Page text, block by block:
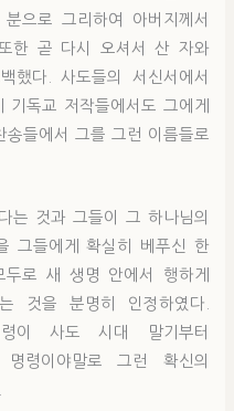
으로 그리하여 아버지께서
한 곧 다시 오셔서 산 자와
했다. 사도들의 서신서에서
기독교 저작들에서도 그에게
들에서 그를 그런 이름들로
는 것과 그들이 그 하나님의
그들에게 확실히 베푸신 한
로 새 생명 안에서 행하게
것을 분명히 인정하였다.
이 사도 시대 말기부터
령이야말로 그런 확신의